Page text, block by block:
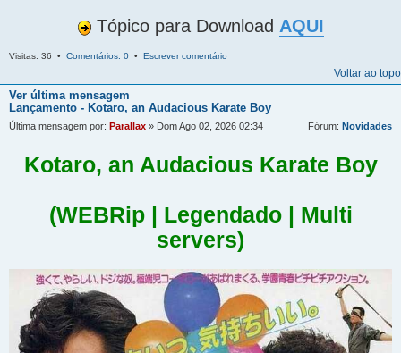
Tópico para Download AQUI
Visitas: 36 • Comentários: 0 • Escrever comentário
Voltar ao topo
Ver última mensagem
Lançamento - Kotaro, an Audacious Karate Boy
Última mensagem por: Parallax » Dom Ago 02, 2026 02:34 Fórum: Novidades
Kotaro, an Audacious Karate Boy
(WEBRip | Legendado | Multi
servers)